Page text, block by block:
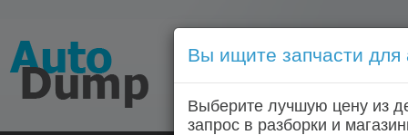
Голосовой запрос
Главная
Вы ищите запчасти для
Выберите лучшую цену из
запрос в разборки и